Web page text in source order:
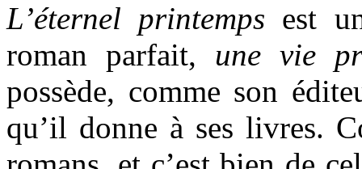
L’éternel printemps est
roman parfait, une vie
possède, comme son
qu’il donne à ses livres.